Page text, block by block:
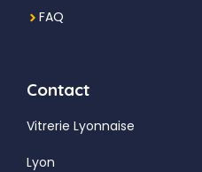
FAQ
Contact
Vitrerie Lyonnaise
Lyon